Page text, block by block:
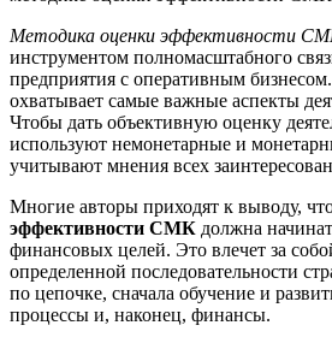
Методика оценки эффективности
инструментом полномасштабного
предприятия с оперативным
охватывает самые важные аспекты
Чтобы дать объективную оценку
используют немонетарные и
учитывают мнения всех
Многие авторы приходят к выводу,
эффективности СМК должна
финансовых целей. Это влечет за
определенной последовательности
по цепочке, сначала обучение и
процессы и, наконец, финансы.